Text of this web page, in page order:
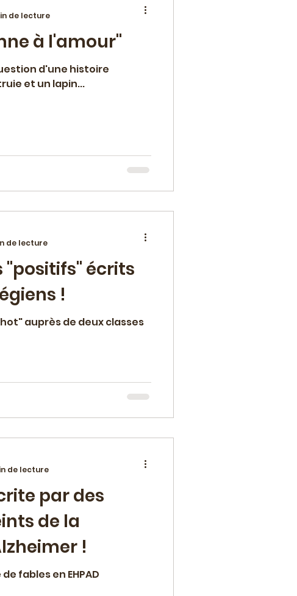
culturelle
à l'amour"
d'une histoire
et un lapin...
de lecture
"positifs" écrits
!
auprès de deux classes
de lecture
par des
de la
!
fables en EHPAD
de lecture